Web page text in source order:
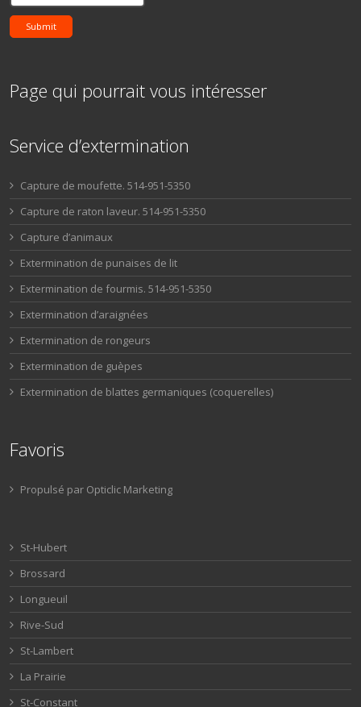
Submit
Page qui pourrait vous intéresser
Service d’extermination
Capture de moufette. 514-951-5350
Capture de raton laveur. 514-951-5350
Capture d’animaux
Extermination de punaises de lit
Extermination de fourmis. 514-951-5350
Extermination d’araignées
Extermination de rongeurs
Extermination de guèpes
Extermination de blattes germaniques (coquerelles)
Favoris
Propulsé par Opticlic Marketing
St-Hubert
Brossard
Longueuil
Rive-Sud
St-Lambert
La Prairie
St-Constant